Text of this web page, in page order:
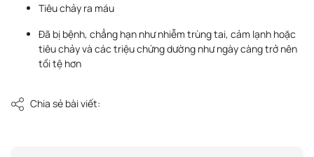
Tiêu chảy ra máu
Đã bị bệnh, chẳng hạn như nhiễm trùng tai, cảm lạnh hoặc
tiêu chảy và các triệu chứng dường như ngày càng trở nên
tồi tệ hơn
Chia sẻ bài viết: